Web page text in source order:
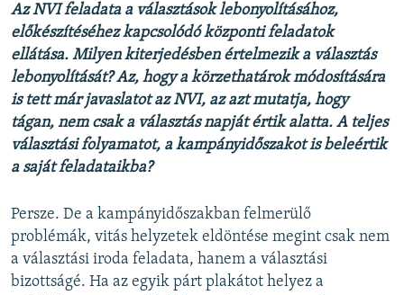
Az NVI feladata a választások lebonyolításához,
előkészítéséhez kapcsolódó központi feladatok
ellátása. Milyen kiterjedésben értelmezik a választás
lebonyolítását? Az, hogy a körzethatárok módosítására
is tett már javaslatot az NVI, az azt mutatja, hogy
tágan, nem csak a választás napját értik alatta. A teljes
választási folyamatot, a kampányidőszakot is beleértik
a saját feladataikba?
Persze. De a kampányidőszakban felmerülő
problémák, vitás helyzetek eldöntése megint csak nem
a választási iroda feladata, hanem a választási
bizottságé. Ha az egyik párt plakátot helyez a